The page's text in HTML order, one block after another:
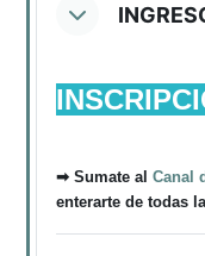
➡ Sumate al Canal
enterarte de todas